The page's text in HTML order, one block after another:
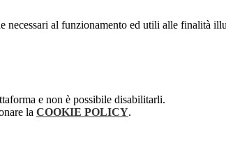
al funzionamento ed utili alle finalità
e non è possibile disabilitarli.
la COOKIE POLICY.